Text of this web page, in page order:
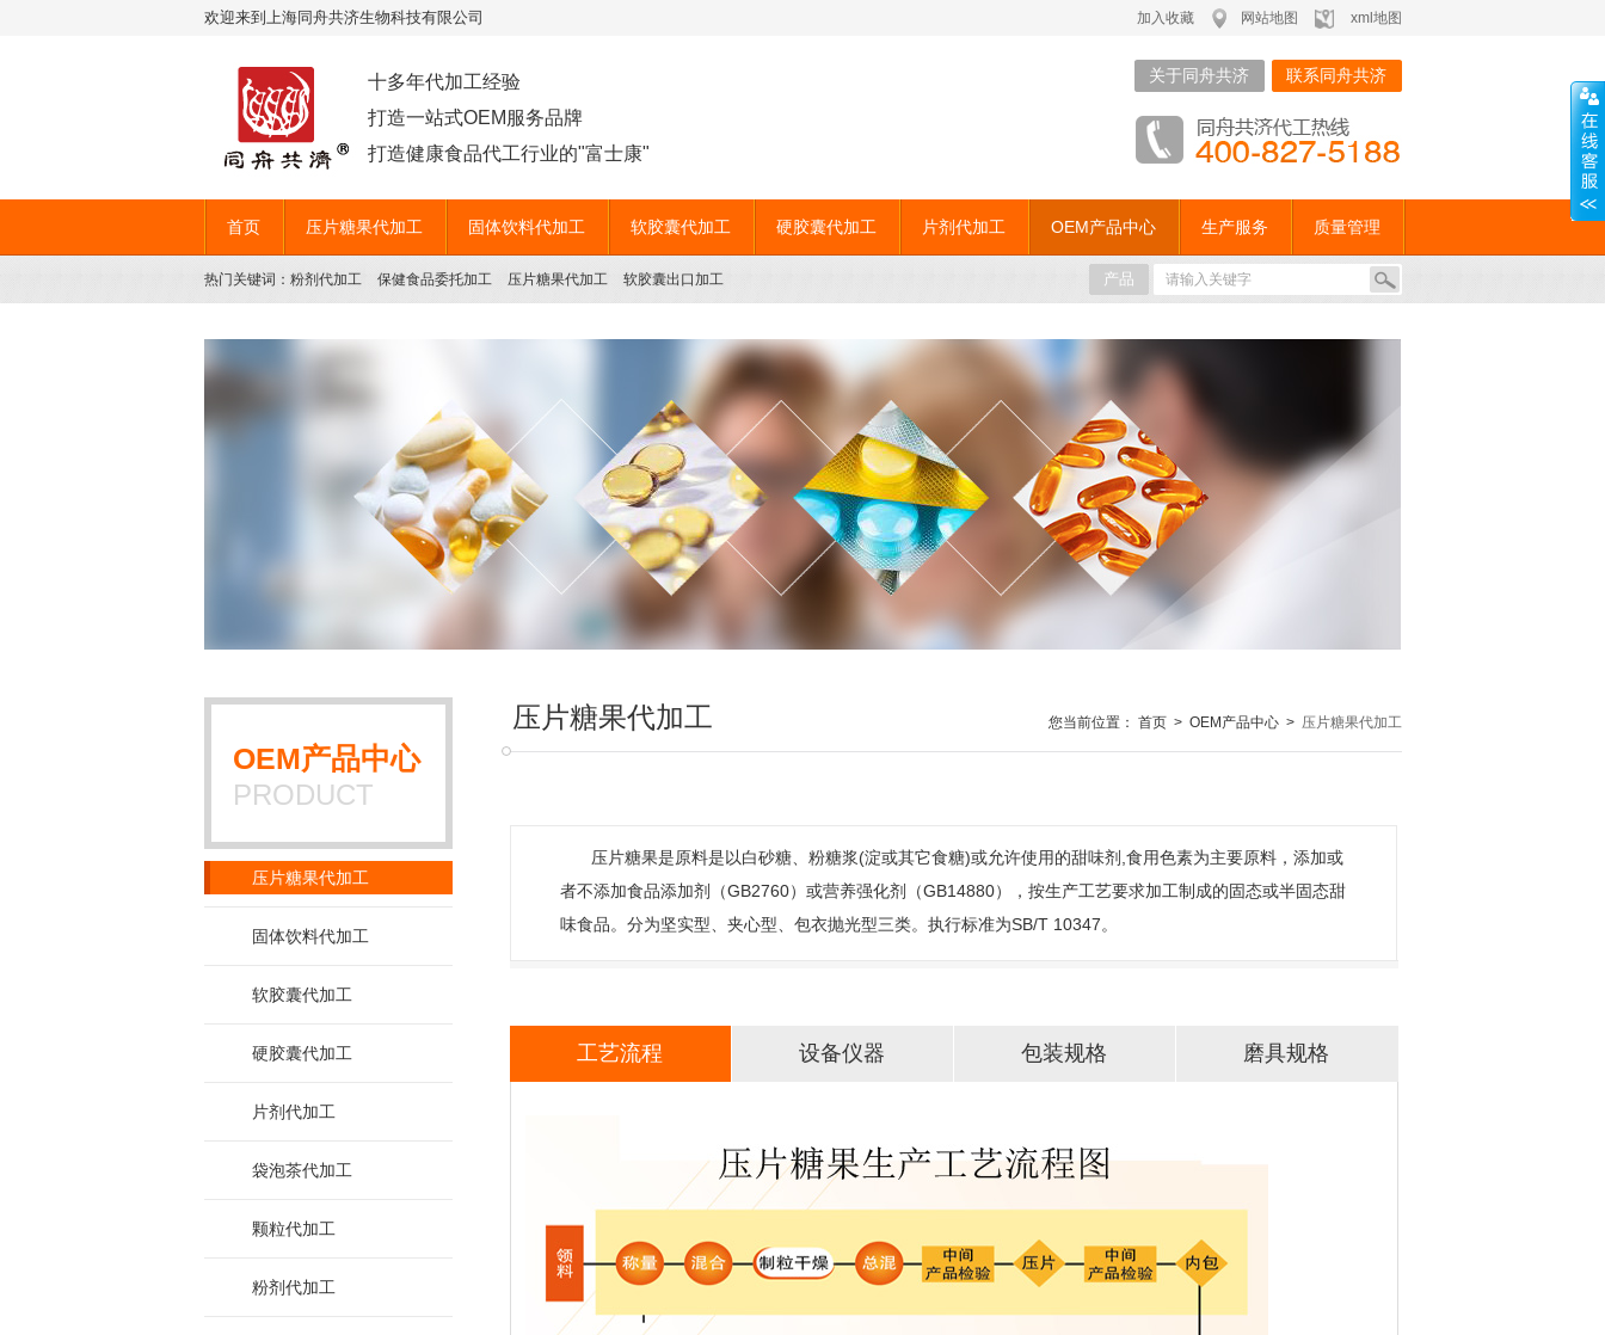
欢迎来到上海同舟共济生物科技有限公司 加入收藏 网站地图 xml地图
十多年代加工经验
打造一站式OEM服务品牌
打造健康食品代工行业的"富士康"
关于同舟共济 联系同舟共济
首页 压片糖果代加工 固体饮料代加工 软胶囊代加工 硬胶囊代加工 片剂代加工 OEM产品中心 生产服务 质量管理
热门关键词： 粉剂代加工 保健食品委托加工 压片糖果代加工 软胶囊出口加工 产品
OEM产品中心
PRODUCT
压片糖果代加工
固体饮料代加工
软胶囊代加工
硬胶囊代加工
片剂代加工
袋泡茶代加工
颗粒代加工
粉剂代加工
压片糖果代加工 您当前位置： 首页 > OEM产品中心 > 压片糖果代加工
压片糖果是原料是以白砂糖、粉糖浆(淀或其它食糖)或允许使用的甜味剂,食用色素为主要原料，添加或
者不添加食品添加剂（GB2760）或营养强化剂（GB14880），按生产工艺要求加工制成的固态或半固态甜
味食品。分为坚实型、夹心型、包衣抛光型三类。 执行标准为SB/T 10347。
工艺流程 设备仪器 包装规格 磨具规格